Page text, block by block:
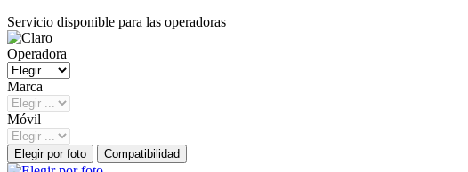
Servicio disponible para las operadoras
Operadora
Marca
Móvil